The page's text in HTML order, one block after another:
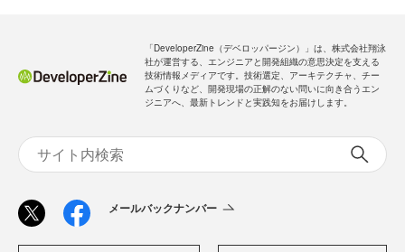
「DeveloperZine（デベロッパージン）」は、株式会社翔泳
社が運営する、エンジニアと開発組織の意思決定を支える
技術情報メディアです。技術選定、アーキテクチャ、チー
ムづくりなど、開発現場の正解のない問いに向き合うエン
ジニアへ、最新トレンドと実践知をお届けします。
メールバックナンバー